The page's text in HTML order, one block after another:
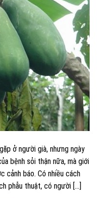
ở người già, nhưng ngày
bệnh sỏi thận nữa, mà giới
cảnh báo. Có nhiều cách
phẫu thuật, có người […]